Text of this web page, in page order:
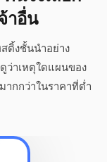
าอื่น
ติ้งชั้นนำอย่าง
ว่าเหตุใดแผนของ
กกว่าในราคาที่ต่ำ